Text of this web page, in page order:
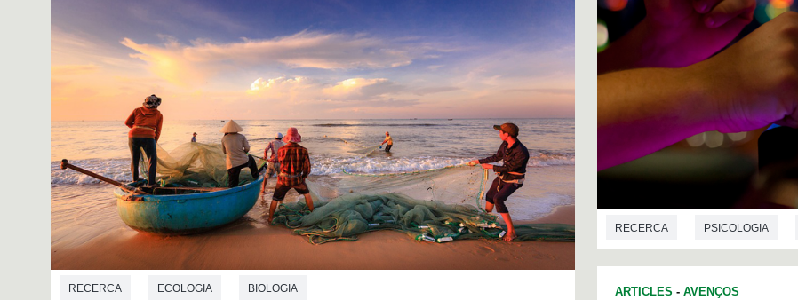
RECERCA ECOLOGIA BIOLOGIA
RECERCA PSICOLOGIA
ARTICLES - AVENÇOS